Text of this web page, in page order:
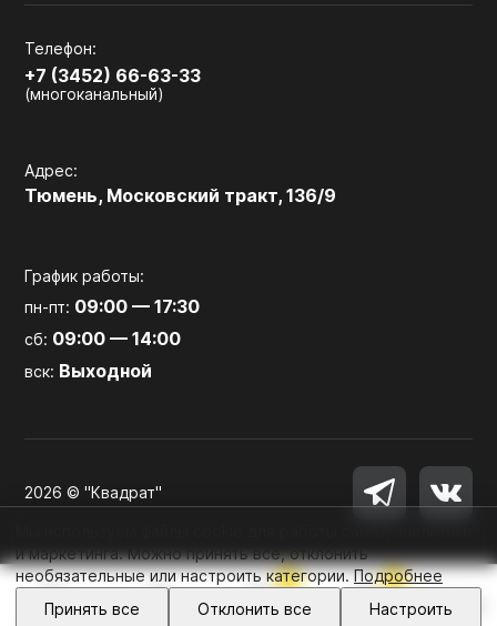
Главная Каталог Избранное
0
Корзина
0
Войти
Телефон:
+7 (3452) 66-63-33
(многоканальный)
Адрес:
Тюмень, Московский тракт, 136/9
График работы:
пн-пт: 09:00 — 17:30
сб: 09:00 — 14:00
вск: Выходной
2026 © "Квадрат"
и маркетинга. Можно принять все, отклонить
необязательные или настроить категории.Подробнее
Принять все
Отклонить все Настроить